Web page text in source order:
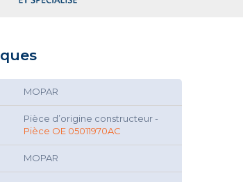
MOPAR
Pièce d’origine constructeur -
Pièce OE 05011970AC
MOPAR